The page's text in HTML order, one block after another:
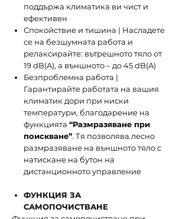
поддържа климатика ви чист и
ефективен
Спокойствие и тишина | Насладете
се на безшумната работа и
релаксирайте: вътрешното тяло от
19 dB(A), а външното – до 45 dB(A)
Безпроблемна работа |
Гарантирайте работата на вашия
климатик дори при ниски
температури, благодарение на
функцията “Размразяване при
поискване”. Тя позволява лесно
размразяване на външното тяло с
натискане на бутон на
дистанционното управление
ФУНКЦИЯ ЗА
САМОПОЧИСТВАНЕ